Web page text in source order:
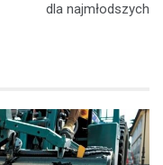
dla najmłodszych